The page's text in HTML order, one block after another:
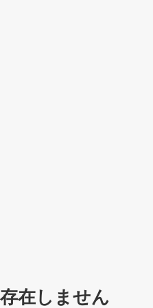
在しません